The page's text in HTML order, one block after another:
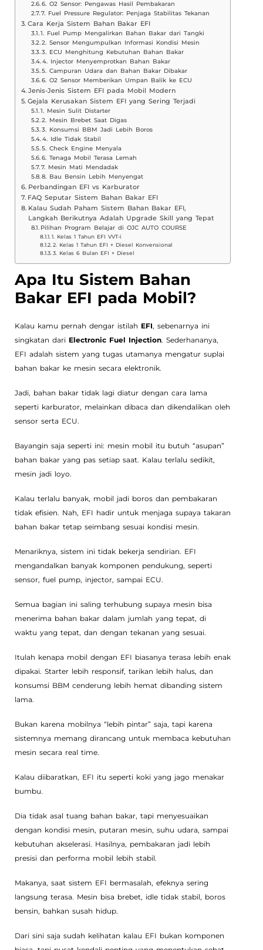
6. O2 Sensor: Pengawas Hasil Pembakaran
7. Fuel Pressure Regulator: Penjaga Stabilitas Tekanan
Cara Kerja Sistem Bahan Bakar EFI
1. Fuel Pump Mengalirkan Bahan Bakar dari Tangki
2. Sensor Mengumpulkan Informasi Kondisi Mesin
3. ECU Menghitung Kebutuhan Bahan Bakar
4. Injector Menyemprotkan Bahan Bakar
5. Campuran Udara dan Bahan Bakar Dibakar
6. O2 Sensor Memberikan Umpan Balik ke ECU
Jenis-Jenis Sistem EFI pada Mobil Modern
Gejala Kerusakan Sistem EFI yang Sering Terjadi
1. Mesin Sulit Distarter
2. Mesin Brebet Saat Digas
3. Konsumsi BBM Jadi Lebih Boros
4. Idle Tidak Stabil
5. Check Engine Menyala
6. Tenaga Mobil Terasa Lemah
7. Mesin Mati Mendadak
8. Bau Bensin Lebih Menyengat
Perbandingan EFI vs Karburator
FAQ Seputar Sistem Bahan Bakar EFI
Kalau Sudah Paham Sistem Bahan Bakar EFI,
Langkah Berikutnya Adalah Upgrade Skill yang Tepat
Pilihan Program Belajar di OJC AUTO COURSE
1. Kelas 1 Tahun EFI VVT-i
2. Kelas 1 Tahun EFI + Diesel Konvensional
3. Kelas 6 Bulan EFI + Diesel
Apa Itu Sistem Bahan
Bakar EFI pada Mobil?
Kalau kamu pernah dengar istilah EFI, sebenarnya ini
singkatan dari Electronic Fuel Injection. Sederhananya,
EFI adalah sistem yang tugas utamanya mengatur suplai
bahan bakar ke mesin secara elektronik.
Jadi, bahan bakar tidak lagi diatur dengan cara lama
seperti karburator, melainkan dibaca dan dikendalikan oleh
sensor serta ECU.
Bayangin saja seperti ini: mesin mobil itu butuh “asupan”
bahan bakar yang pas setiap saat. Kalau terlalu sedikit,
mesin jadi loyo.
Kalau terlalu banyak, mobil jadi boros dan pembakaran
tidak efisien. Nah, EFI hadir untuk menjaga supaya takaran
bahan bakar tetap seimbang sesuai kondisi mesin.
Menariknya, sistem ini tidak bekerja sendirian. EFI
mengandalkan banyak komponen pendukung, seperti
sensor, fuel pump, injector, sampai ECU.
Semua bagian ini saling terhubung supaya mesin bisa
menerima bahan bakar dalam jumlah yang tepat, di
waktu yang tepat, dan dengan tekanan yang sesuai.
Itulah kenapa mobil dengan EFI biasanya terasa lebih enak
dipakai. Starter lebih responsif, tarikan lebih halus, dan
konsumsi BBM cenderung lebih hemat dibanding sistem
lama.
Bukan karena mobilnya “lebih pintar” saja, tapi karena
sistemnya memang dirancang untuk membaca kebutuhan
mesin secara real time.
Kalau diibaratkan, EFI itu seperti koki yang jago menakar
bumbu.
Dia tidak asal tuang bahan bakar, tapi menyesuaikan
dengan kondisi mesin, putaran mesin, suhu udara, sampai
kebutuhan akselerasi. Hasilnya, pembakaran jadi lebih
presisi dan performa mobil lebih stabil.
Makanya, saat sistem EFI bermasalah, efeknya sering
langsung terasa. Mesin bisa brebet, idle tidak stabil, boros
bensin, bahkan susah hidup.
Dari sini saja sudah kelihatan kalau EFI bukan komponen